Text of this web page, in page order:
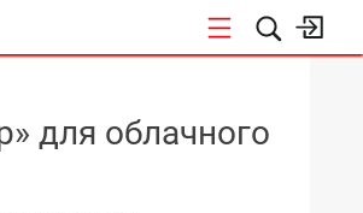
для облачного